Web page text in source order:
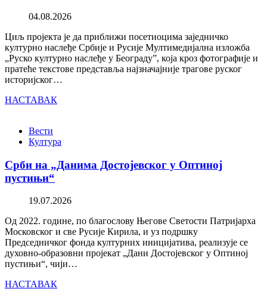
04.08.2026
Циљ пројекта је да приближи посетиоцима заједничко
културно наслеђе Србије и Русије Мултимедијална изложба
„Руско културно наслеђе у Београду”, која кроз фотографије и
пратеће текстове представља најзначајније трагове руског
историјског…
НАСТАВАК
Вести
Култура
Срби на „Данима Достојевског у Оптиној
пустињи“
19.07.2026
Од 2022. године, по благослову Његове Светости Патријарха
Московског и све Русије Кирила, и уз подршку
Председничког фонда културних иницијатива, реализује се
духовно-образовни пројекат „Дани Достојевског у Оптиној
пустињи“, чији…
НАСТАВАК